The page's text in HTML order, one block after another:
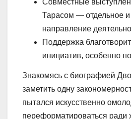
Совместные
Тарасом — отдельное и
направление
Поддержка
инициатив, особенно
Знакомясь с биографией
заметить одну
пытался искусственно
переформатироваться ради